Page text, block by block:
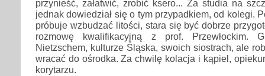
przynieść, załatwić, zrobić ksero... Za studia na
jednak dowiedział się o tym przypadkiem, od kolegi.
próbuje wzbudzać litości, stara się być dobrze
rozmowę kwalifikacyjną z prof. Przewłockim.
Nietzschem, kulturze Śląska, swoich siostrach, ale
wracać do ośrodka. Za chwilę kolacja i kąpiel,
korytarzu.